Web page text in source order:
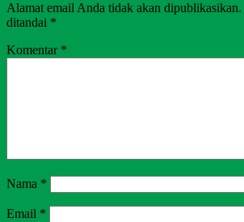
Alamat email Anda tidak akan dipublikasikan.
ditandai *
Komentar *
Nama *
Email *